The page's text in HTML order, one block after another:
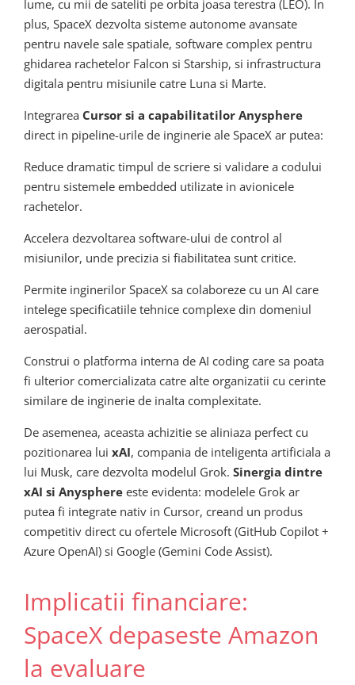
lume, cu mii de sateliti pe orbita joasa terestra (LEO). In
plus, SpaceX dezvolta sisteme autonome avansate
pentru navele sale spatiale, software complex pentru
ghidarea rachetelor Falcon si Starship, si infrastructura
digitala pentru misiunile catre Luna si Marte.
Integrarea Cursor si a capabilitatilor Anysphere
direct in pipeline-urile de inginerie ale SpaceX ar putea:
Reduce dramatic timpul de scriere si validare a codului
pentru sistemele embedded utilizate in avionicele
rachetelor.
Accelera dezvoltarea software-ului de control al
misiunilor, unde precizia si fiabilitatea sunt critice.
Permite inginerilor SpaceX sa colaboreze cu un AI care
intelege specificatiile tehnice complexe din domeniul
aerospatial.
Construi o platforma interna de AI coding care sa poata
fi ulterior comercializata catre alte organizatii cu cerinte
similare de inginerie de inalta complexitate.
De asemenea, aceasta achizitie se aliniaza perfect cu
pozitionarea lui xAI, compania de inteligenta artificiala a
lui Musk, care dezvolta modelul Grok. Sinergia dintre
xAI si Anysphere este evidenta: modelele Grok ar
putea fi integrate nativ in Cursor, creand un produs
competitiv direct cu ofertele Microsoft (GitHub Copilot +
Azure OpenAI) si Google (Gemini Code Assist).
Implicatii financiare:
SpaceX depaseste Amazon
la evaluare